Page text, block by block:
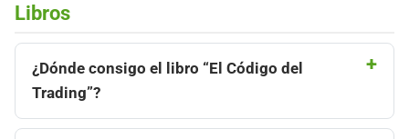
Libros
¿Dónde consigo el libro “El Código del
Trading”?